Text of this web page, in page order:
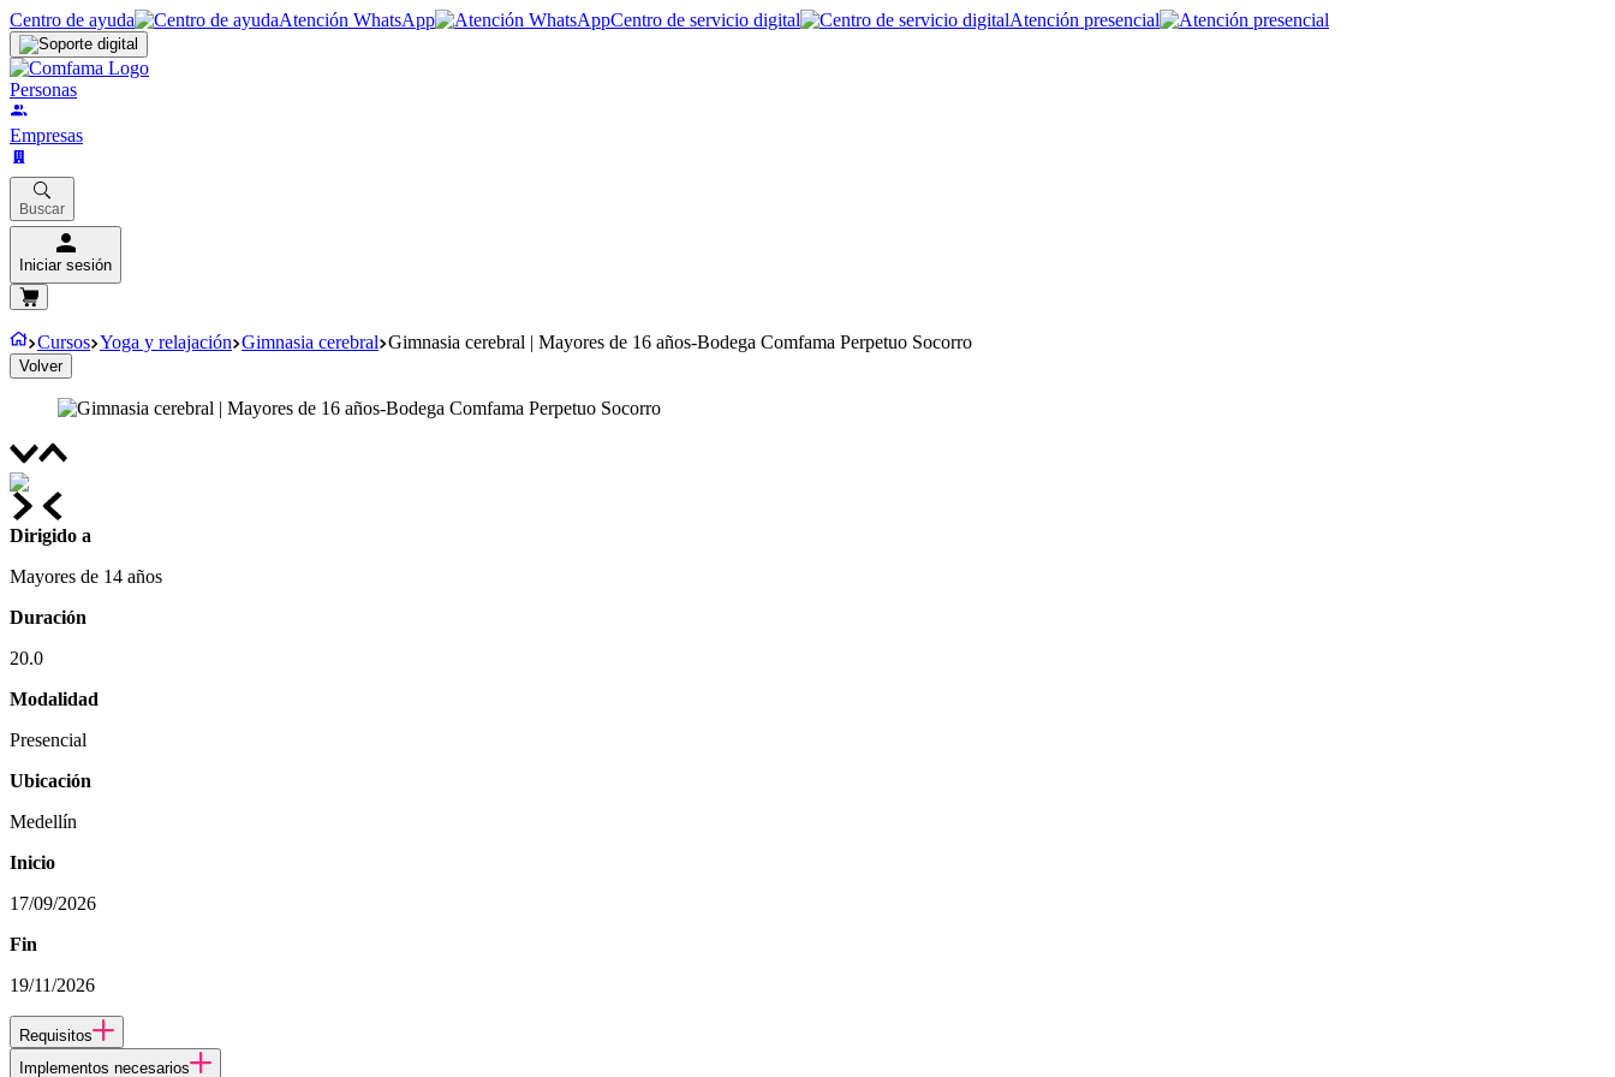
Centro de ayuda Atención WhatsApp Centro de servicio digital Atención presencial
Personas
Empresas
Buscar
Iniciar sesión
Cursos Yoga y relajación Gimnasia cerebral Gimnasia cerebral | Mayores de 16 años-Bodega Comfama Perpetuo Socorro
Volver
Dirigido a
Mayores de 14 años
Duración
20.0
Modalidad
Presencial
Ubicación
Medellín
Inicio
17/09/2026
Fin
19/11/2026
Requisitos
Implementos necesarios